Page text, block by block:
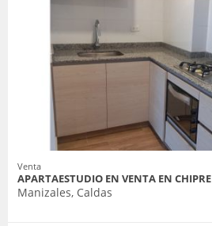
Venta
APARTAESTUDIO EN VENTA EN CHIPRE
Manizales, Caldas